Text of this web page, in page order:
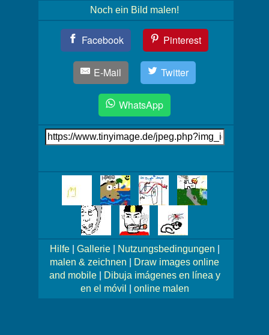
Noch ein Bild malen!
Facebook Pinterest
E-Mail Twitter
WhatsApp
Link
auf's
Bilder!
Hilfe| Gallerie| Nutzungsbedingungen
malen & zeichnen
Draw images online
and mobile|
Dibuja imágenes en línea y
en el móvil
online malen